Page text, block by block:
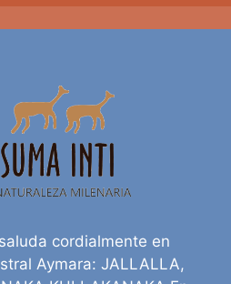
cordialmente en
Aymara: JALLALLA,